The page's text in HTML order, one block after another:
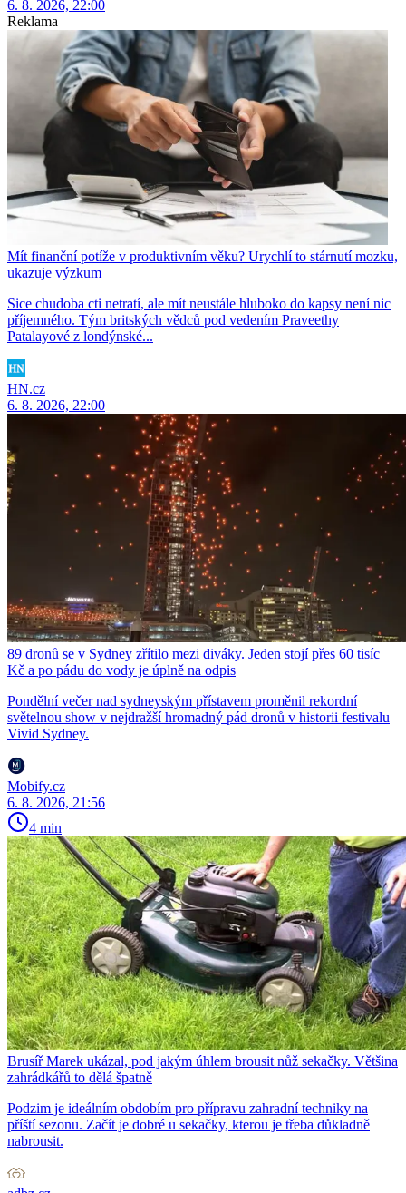
6. 8. 2026, 22:00
Reklama
Mít finanční potíže v produktivním věku? Urychlí to stárnutí mozku,
ukazuje výzkum
Sice chudoba cti netratí, ale mít neustále hluboko do kapsy není nic
příjemného. Tým britských vědců pod vedením Praveethy
Patalayové z londýnské...
HN.cz
6. 8. 2026, 22:00
89 dronů se v Sydney zřítilo mezi diváky. Jeden stojí přes 60 tisíc
Kč a po pádu do vody je úplně na odpis
Pondělní večer nad sydneyským přístavem proměnil rekordní
světelnou show v nejdražší hromadný pád dronů v historii festivalu
Vivid Sydney.
Mobify.cz
6. 8. 2026, 21:56
4 min
Brusíř Marek ukázal, pod jakým úhlem brousit nůž sekačky. Většina
zahrádkářů to dělá špatně
Podzim je ideálním obdobím pro přípravu zahradní techniky na
příští sezonu. Začít je dobré u sekačky, kterou je třeba důkladně
nabrousit.